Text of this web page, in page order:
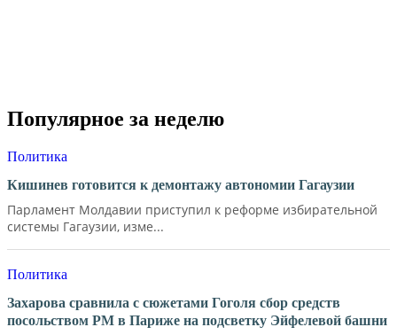
Популярное за неделю
Политика
Кишинев готовится к демонтажу автономии Гагаузии
Парламент Молдавии приступил к реформе избирательной
системы Гагаузии, изме...
Политика
Захарова сравнила с сюжетами Гоголя сбор средств
посольством РМ в Париже на подсветку Эйфелевой башни